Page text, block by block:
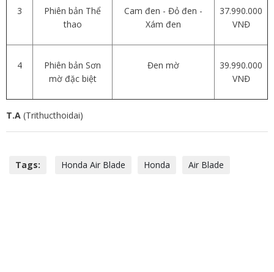
3
Phiên bản Thể
thao
Cam đen - Đỏ đen -
Xám đen
37.990.000
VNĐ
4
Phiên bản Sơn
mờ đặc biệt
Đen mờ
39.990.000
VNĐ
T.A (Trithucthoidai)
Tags: Honda Air Blade Honda Air Blade